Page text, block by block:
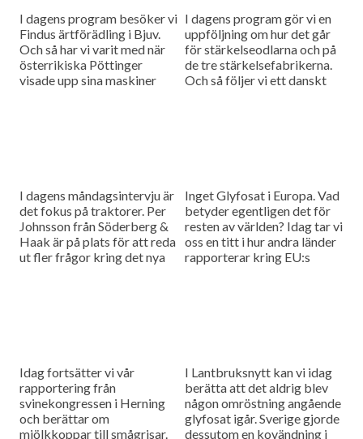
I dagens program besöker vi
Findus ärtförädling i Bjuv.
Och så har vi varit med när
österrikiska Pöttinger
visade upp sina maskiner
I dagens program gör vi en
uppföljning om hur det går
för stärkelseodlarna och på
de tre stärkelsefabrikerna.
Och så följer vi ett danskt
I dagens måndagsintervju är
det fokus på traktorer. Per
Johnsson från Söderberg &
Haak är på plats för att reda
ut fler frågor kring det nya
Inget Glyfosat i Europa. Vad
betyder egentligen det för
resten av världen? Idag tar vi
oss en titt i hur andra länder
rapporterar kring EU:s
Idag fortsätter vi vår
rapportering från
svinekongressen i Herning
och berättar om
mjölkkoppar till smågrisar.
I Lantbruksnytt kan vi idag
berätta att det aldrig blev
någon omröstning angående
glyfosat igår. Sverige gjorde
dessutom en kovändning i